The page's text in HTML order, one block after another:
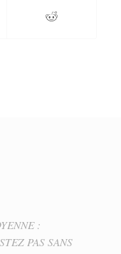
:
PAS SANS